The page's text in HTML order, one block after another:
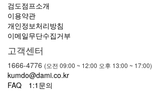
검도점프소개
이용약관
개인정보처리방침
이메일무단수집거부
고객센터
1666-4776 (오전 09:00 ~ 12:00 오후 13:00 ~ 17:00)
kumdo@dami.co.kr
FAQ
1:1문의